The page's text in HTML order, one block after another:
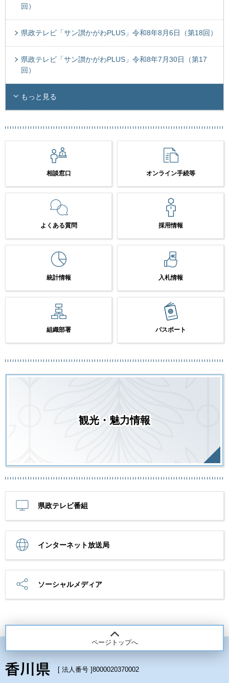
回）
県政テレビ「サン讃かがわPLUS」令和8年8月6日（第18回）
県政テレビ「サン讃かがわPLUS」令和8年7月30日（第17
回）
もっと見る
相談窓口 オンライン手続等
よくある質問 採用情報
統計情報 入札情報
組織部署 パスポート
観光・魅力情報
県政テレビ番組
インターネット放送局
ソーシャルメディア
ページトップへ
[ 法人番号 ]8000020370002